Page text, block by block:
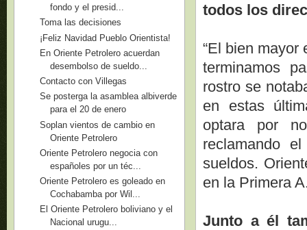
todos los
“El bien mayor
terminamos
rostro se
en estas
optara por
reclamando
sueldos.
en la Primera
Junto a él
fondo y el presid...
Toma las decisiones
¡Feliz Navidad Pueblo Orientista!
En Oriente Petrolero acuerdan
desembolso de sueldo...
Contacto con Villegas
Se posterga la asamblea albiverde
para el 20 de enero
Soplan vientos de cambio en
Oriente Petrolero
Oriente Petrolero negocia con
españoles por un téc...
Oriente Petrolero es goleado en
Cochabamba por Wil...
El Oriente Petrolero boliviano y el
Nacional urugu...